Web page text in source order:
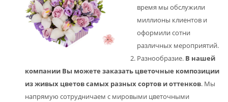
время мы обслужили
миллионы клиентов и
оформили сотни
различных мероприятий.
Разнообразие. В нашей
компании Вы можете заказать цветочные композиции
из живых цветов самых разных сортов и оттенков. Мы
напрямую сотрудничаем с мировыми цветочными